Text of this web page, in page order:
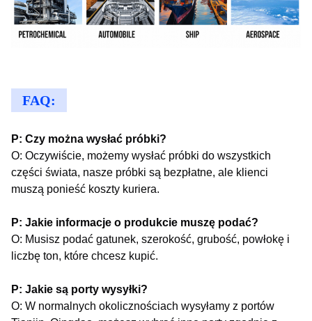
FAQ:
P: Czy można wysłać próbki?
O: Oczywiście, możemy wysłać próbki do wszystkich
części świata, nasze próbki są bezpłatne, ale klienci
muszą ponieść koszty kuriera.
P: Jakie informacje o produkcie muszę podać?
O: Musisz podać gatunek, szerokość, grubość, powłokę i
liczbę ton, które chcesz kupić.
P: Jakie są porty wysyłki?
O: W normalnych okolicznościach wysyłamy z portów